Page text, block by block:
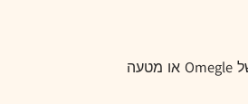
להשתמש בשירותים לכל מטרה מסחרית או אחרת שאינה מותרת במפורש על פי תנאים אלה או באופן המרמז באופן כוזב על תמיכה, שותפות של Omegle או מטעה